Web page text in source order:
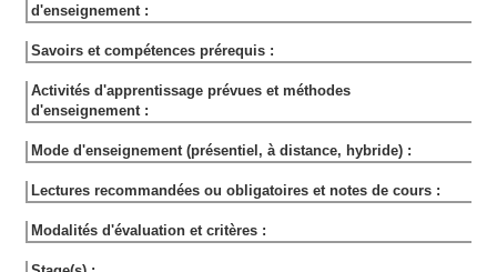
d'enseignement :
Savoirs et compétences prérequis :
Activités d'apprentissage prévues et méthodes
d'enseignement :
Mode d'enseignement (présentiel, à distance, hybride) :
Lectures recommandées ou obligatoires et notes de cours :
Modalités d'évaluation et critères :